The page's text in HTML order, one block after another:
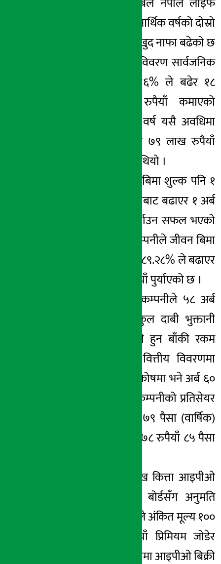
इन्स्योरेन्सको चालु आर्थिक वर्षको दोस्रो
त्रैमासमा १.४६% ले खुद नाफा बढेको छ
। कम्पनीले वित्तीय विवरण सार्वजनिक
गर्दै खुद नाफा १.४६% ले बढेर १८
करोड ५ लाख रुपैयाँ कमाएको
जनाएको हो । गत वर्ष यसै अवधिमा
कम्पनीले १७ करोड ७९ लाख रुपैयाँ
खुद नाफा कमाएको थियो ।
यस्तै, कम्पनीले खुद बिमा शुल्क पनि १
अर्ब ३१ करोड रुपैयाँबाट बढाएर १ अर्ब
९२ करोड रुपैयाँ पुर्याउन सफल भएको
छ । यसअवधिमा कम्पनीले जीवन बिमा
कोषको आकार पनि ८९.२८% ले बढाएर
३ अर्ब ६१ करोड रुपैयाँ पुर्याएको छ ।
पुस मसान्तसम्ममा कम्पनीले ५८ अर्ब
४८ करोड रुपैयाँ कुल दाबी भुक्तानी
गरेको छ । भुक्तानी हुन बाँकी रकम
नरहेको कम्पनीको वित्तीय विवरणमा
उल्लेख छ । जगेडा कोषमा भने अर्ब ६०
लाख रुपैयाँ रहेको कम्पनीको प्रतिसेयर
आम्दानी २५ रुपैयाँ ७९ पैसा (वार्षिक)
र प्रतिसेयर नेटवर्थ १७८ रुपैयाँ ८५ पैसा
रिलायबलले ६० लाख कित्ता आइपीओ
बिक्री गर्न धितोपत्र बोर्डसँग अनुमति
मागेको छ । कम्पनीले अंकित मूल्य १००
रुपैयाँमा ११२ रुपैयाँ प्रिमियम जोडेर
प्रतिकित्ता २१२ रुपैयाँमा आइपीओ बिक्री